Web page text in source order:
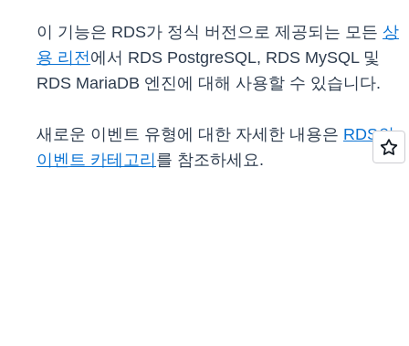
이 기능은 RDS가 정식 버전으로 제공되는 모든 상
용 리전에서 RDS PostgreSQL, RDS MySQL 및
RDS MariaDB 엔진에 대해 사용할 수 있습니다.
새로운 이벤트 유형에 대한 자세한 내용은 RDS의
이벤트 카테고리 를 참조하세요.